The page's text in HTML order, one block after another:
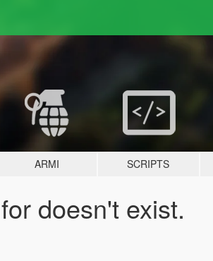
ARMI SCRIPTS
doesn't exist.